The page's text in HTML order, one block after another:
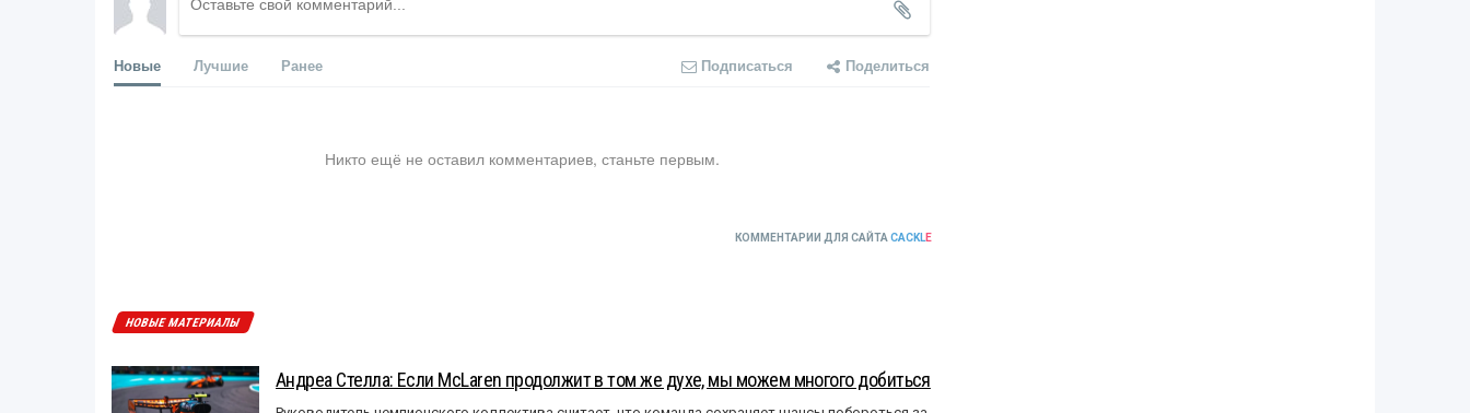
Новые Лучшие Ранее Подписаться Поделиться
Никто ещё не оставил комментариев, станьте первым.
КОММЕНТАРИИ ДЛЯ САЙТА CACKLE
НОВЫЕ МАТЕРИАЛЫ
Андреа Стелла: Если McLaren продолжит в том же духе, мы можем многого добиться